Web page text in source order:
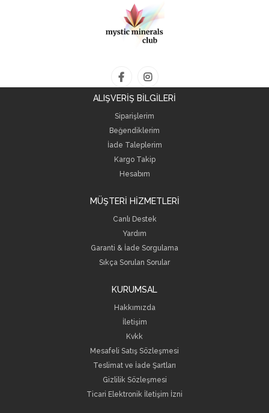
ALIŞVERİŞ BİLGİLERİ
Siparişlerim
Beğendiklerim
İade Taleplerim
Kargo Takip
Hesabım
MÜŞTERİ HİZMETLERİ
Canlı Destek
Yardım
Garanti & İade Sorgulama
Sıkça Sorulan Sorular
KURUMSAL
Hakkımızda
İletişim
Kvkk
Mesafeli Satış Sözleşmesi
Teslimat ve İade Şartları
Gizlilik Sözleşmesi
Ticari Elektronik İletişim İzni